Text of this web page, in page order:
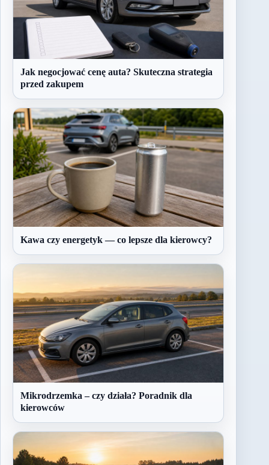
Jak negocjować cenę auta? Skuteczna strategia
przed zakupem
Kawa czy energetyk — co lepsze dla kierowcy?
Mikrodrzemka – czy działa? Poradnik dla
kierowców